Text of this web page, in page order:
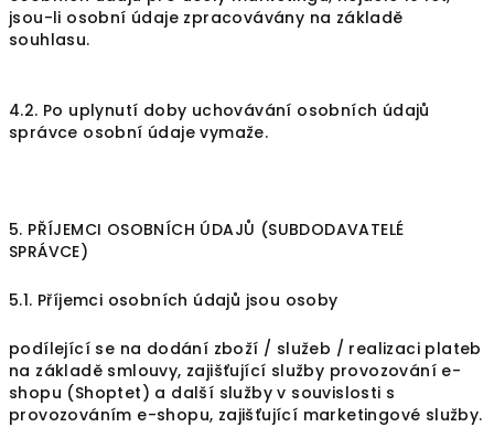
jsou-li osobní údaje zpracovávány na základě
souhlasu.
4.2. Po uplynutí doby uchovávání osobních údajů
správce osobní údaje vymaže.
5. PŘÍJEMCI OSOBNÍCH ÚDAJŮ (SUBDODAVATELÉ
SPRÁVCE)
5.1. Příjemci osobních údajů jsou osoby
podílející se na dodání zboží / služeb / realizaci plateb
na základě smlouvy, zajišťující služby provozování e-
shopu (Shoptet) a další služby v souvislosti s
provozováním e-shopu, zajišťující marketingové služby.